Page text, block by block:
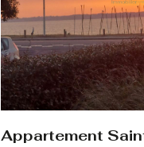
Appartement